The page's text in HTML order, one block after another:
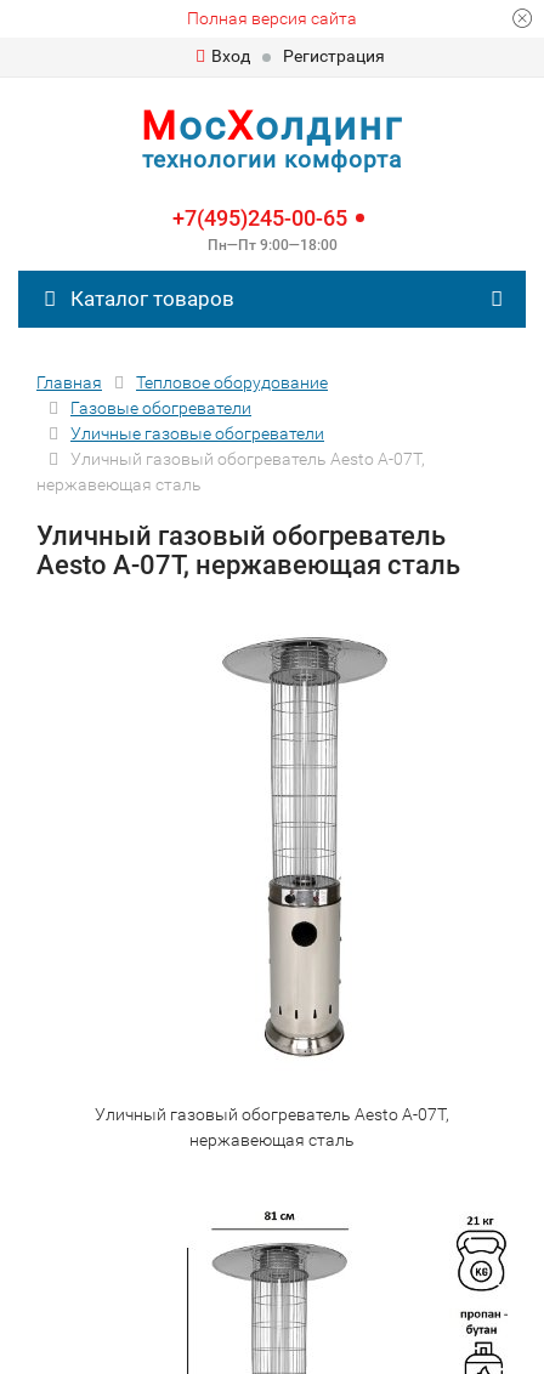
Полная версия сайта
Вход
Регистрация
МосХолдинг
технологии комфорта
+7(495)245-00-65
Пн—Пт 9:00—18:00
Каталог товаров
Главная
Тепловое оборудование
Газовые обогреватели
Уличные газовые обогреватели
Уличный газовый обогреватель Aesto A-07T,
нержавеющая сталь
Уличный газовый обогреватель
Aesto A-07T, нержавеющая сталь
Уличный газовый обогреватель Aesto A-07T,
нержавеющая сталь